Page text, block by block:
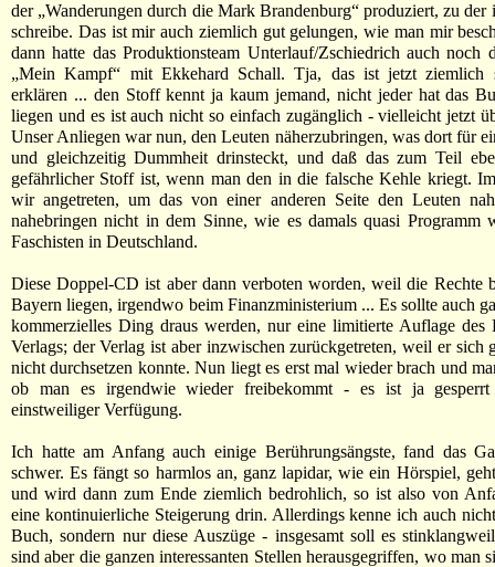
der „Wanderungen durch die Mark Brandenburg“ produziert, zu
schreibe. Das ist mir auch ziemlich gut gelungen, wie man mir
dann hatte das Produktionsteam Unterlauf/Zschiedrich auch noch
„Mein Kampf“ mit Ekkehard Schall. Tja, das ist jetzt ziemlich
erklären ... den Stoff kennt ja kaum jemand, nicht jeder hat das
liegen und es ist auch nicht so einfach zugänglich - vielleicht jetzt
Unser Anliegen war nun, den Leuten näherzubringen, was dort für
und gleichzeitig Dummheit drinsteckt, und daß das zum Teil
gefährlicher Stoff ist, wenn man den in die falsche Kehle kriegt.
wir angetreten, um das von einer anderen Seite den Leuten
nahebringen nicht in dem Sinne, wie es damals quasi Programm
Faschisten in Deutschland.
Diese Doppel-CD ist aber dann verboten worden, weil die Rechte
Bayern liegen, irgendwo beim Finanzministerium ... Es sollte auch
kommerzielles Ding draus werden, nur eine limitierte Auflage des
Verlags; der Verlag ist aber inzwischen zurückgetreten, weil er sich
nicht durchsetzen konnte. Nun liegt es erst mal wieder brach und
ob man es irgendwie wieder freibekommt - es ist ja
einstweiliger Verfügung.
Ich hatte am Anfang auch einige Berührungsängste, fand das
schwer. Es fängt so harmlos an, ganz lapidar, wie ein Hörspiel,
und wird dann zum Ende ziemlich bedrohlich, so ist also von
eine kontinuierliche Steigerung drin. Allerdings kenne ich auch
Buch, sondern nur diese Auszüge - insgesamt soll es
sind aber die ganzen interessanten Stellen herausgegriffen, wo man